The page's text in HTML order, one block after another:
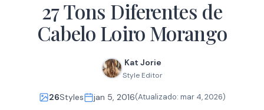
27 Tons Diferentes de
Cabelo Loiro Morango
Kat Jorie
Style Editor
26Styles jan 5, 2016(Atualizado: mar 4, 2026)